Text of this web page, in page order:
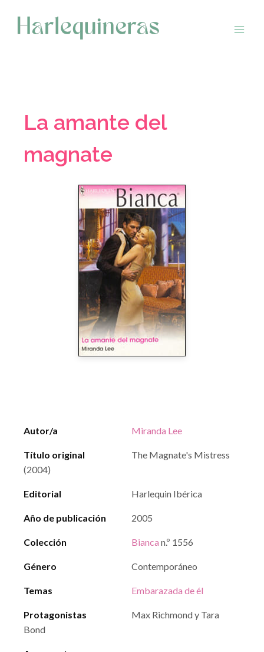
contenido
La amante del
magnate
Autor/a Miranda Lee
Título original
The Magnate's Mistress
(2004)
Editorial Harlequin Ibérica
Año de publicación 2005
Colección Bianca n.º 1556
Género Contemporáneo
Temas Embarazada de él
Protagonistas
Max Richmond y Tara
Bond